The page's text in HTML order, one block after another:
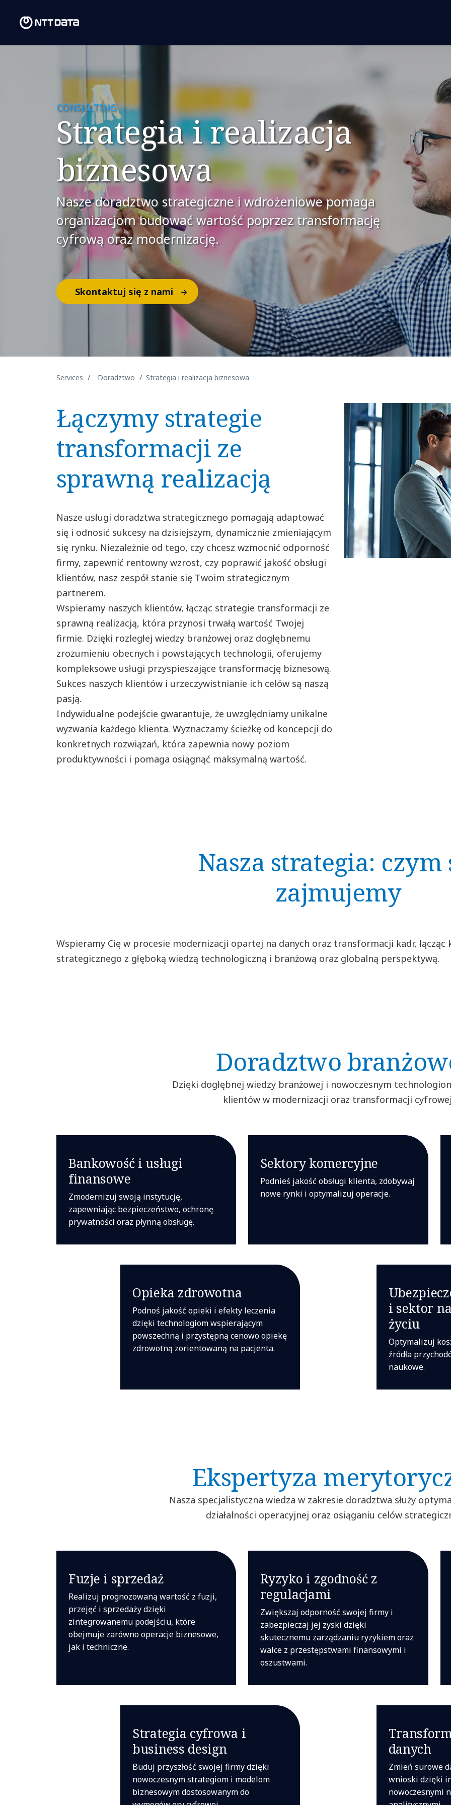
CONSULTING
Strategia i realizacja
biznesowa
Nasze doradztwo strategiczne i wdrożeniowe pomaga
organizacjom budować wartość poprzez transformację
cyfrową oraz modernizację.
Skontaktuj się z nami
Services Doradztwo Strategia i realizacja biznesowa
Łączymy strategie
transformacji ze
sprawną realizacją
Nasze usługi doradztwa strategicznego pomagają adaptować
się i odnosić sukcesy na dzisiejszym, dynamicznie zmieniającym
się rynku. Niezależnie od tego, czy chcesz wzmocnić odporność
firmy, zapewnić rentowny wzrost, czy poprawić jakość obsługi
klientów, nasz zespół stanie się Twoim strategicznym
partnerem.
Wspieramy naszych klientów, łącząc strategie transformacji ze
sprawną realizacją, która przynosi trwałą wartość Twojej
firmie. Dzięki rozległej wiedzy branżowej oraz dogłębnemu
zrozumieniu obecnych i powstających technologii, oferujemy
kompleksowe usługi przyspieszające transformację biznesową.
Sukces naszych klientów i urzeczywistnianie ich celów są naszą
pasją.
Indywidualne podejście gwarantuje, że uwzględniamy unikalne
wyzwania każdego klienta. Wyznaczamy ścieżkę od koncepcji do
konkretnych rozwiązań, która zapewnia nowy poziom
produktywności i pomaga osiągnąć maksymalną wartość.
Nasza strategia: czym
zajmujemy
Wspieramy Cię w procesie modernizacji opartej na danych oraz transformacji kadr,
strategicznego z głęboką wiedzą technologiczną i branżową oraz globalną perspektywą.
Doradztwo
Dzięki dogłębnej wiedzy branżowej i nowoczesnym
klientów w modernizacji oraz transformacji
Bankowość i usługi
finansowe
Zmodernizuj swoją instytucję,
zapewniając bezpieczeństwo, ochronę
prywatności oraz płynną obsługę.
Sektory komercyjne
Podnieś jakość obsługi klienta, zdobywaj
nowe rynki i optymalizuj operacje.
Opieka zdrowotna
Podnoś jakość opieki i efekty leczenia
dzięki technologiom wspierającym
powszechną i przystępną cenowo opiekę
zdrowotną zorientowaną na pacjenta.
i sektor
życiu
Optymalizuj
źródła
naukowe.
Ekspertyza
Nasza specjalistyczna wiedza w zakresie doradztwa służy
działalności operacyjnej oraz osiąganiu celów
Fuzje i sprzedaż
Realizuj prognozowaną wartość z fuzji,
przejęć i sprzedaży dzięki
zintegrowanemu podejściu, które
obejmuje zarówno operacje biznesowe,
jak i techniczne.
Ryzyko i zgodność z
regulacjami
Zwiększaj odporność swojej firmy i
zabezpieczaj jej zyski dzięki
skutecznemu zarządzaniu ryzykiem oraz
walce z przestępstwami finansowymi i
oszustwami.
Strategia cyfrowa i
business design
Buduj przyszłość swojej firmy dzięki
nowoczesnym strategiom i modelom
biznesowym dostosowanym do
danych
Zmień surowe
wnioski dzięki
nowoczesnymi